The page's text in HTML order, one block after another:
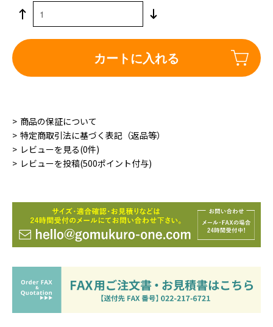
カートに入れる
商品の保証について
特定商取引法に基づく表記（返品等）
レビューを見る(0件)
レビューを投稿(500ポイント付与)